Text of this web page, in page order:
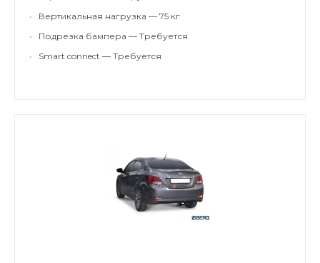
•
Вертикальная нагрузка — 75 кг
•
Подрезка бампера — Требуется
•
Smart connect — Требуется